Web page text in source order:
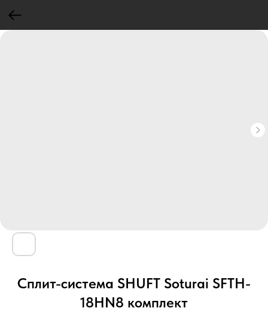
Сплит-система SHUFT Soturai SFTH-
18HN8 комплект